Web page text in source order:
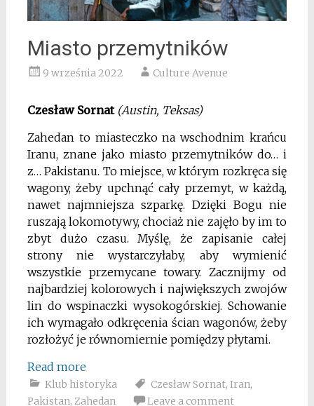
Miasto przemytników
9 września 2022 Culture Avenue
Czesław Sornat (Austin, Teksas)
Zahedan to miasteczko na wschodnim krańcu
Iranu, znane jako miasto przemytników do… i
z… Pakistanu. To miejsce, w którym rozkręca się
wagony, żeby upchnąć cały przemyt, w każdą,
nawet najmniejsza szparkę. Dzięki Bogu nie
ruszają lokomotywy, chociaż nie zajęło by im to
zbyt dużo czasu. Myślę, że zapisanie całej
strony nie wystarczyłaby, aby wymienić
wszystkie przemycane towary. Zacznijmy od
najbardziej kolorowych i największych zwojów
lin do wspinaczki wysokogórskiej. Schowanie
ich wymagało odkręcenia ścian wagonów, żeby
rozłożyć je równomiernie pomiędzy płytami.
Read more
Klub historyka Czesław Sornat, Iran,
Pakistan, Zahedan Leave a comment